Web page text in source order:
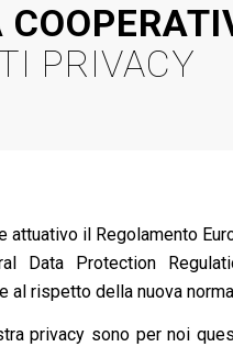
PRIVACY
attuativo il Regolamento
Data Protection
rispetto della nuova
privacy sono per noi